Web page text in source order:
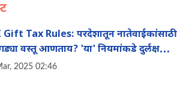
Gift Tax Rules: परदेशातून नातेवाईकांसाठी
वस्तू आणताय? 'या' नियमांकडे दुर्लक्ष
बसू शकतो टॅक्सचा फटका
2025 02:46